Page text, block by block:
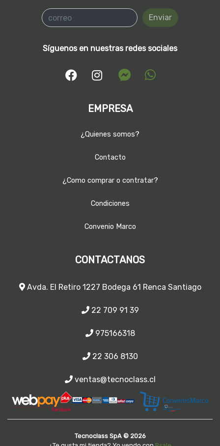
Enviar
Síguenos en nuestras redes sociales
EMPRESA
¿Quienes somos?
Contacto
¿Como comprar o contratar?
Condiciones
Convenio Marco
CONTACTANOS
Avda. El Retiro 1227 Bodega 61 Renca Santiago
22 709 91 39
975166318
22 306 8130
ventas@tecnoclass.cl
Tecnoclass SpA © 2026